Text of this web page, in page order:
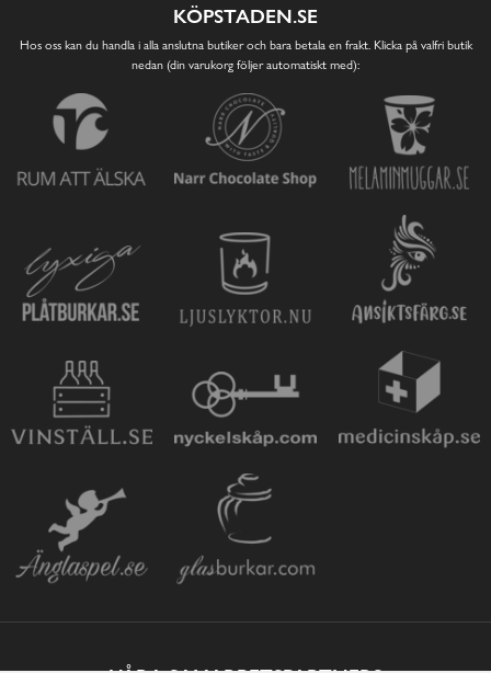
KÖPSTADEN.SE
Hos oss kan du handla i alla anslutna butiker och bara betala en frakt. Klicka på valfri butik
nedan (din varukorg följer automatiskt med):